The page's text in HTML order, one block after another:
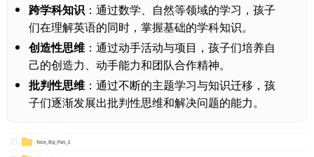
跨学科知识 ：通过数学、自然等领域的学习，孩子
们在理解英语的同时，掌握基础的学科知识。
创造性思维 ：通过动手活动与项目，孩子们培养自
己的创造力、动手能力和团队合作精神。
批判性思维 ：通过不断的主题学习与知识迁移，孩
子们逐渐发展出批判性思维和解决问题的能力。